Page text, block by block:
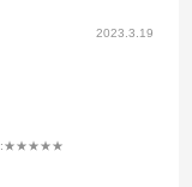
2023.3.19
:★★★★★